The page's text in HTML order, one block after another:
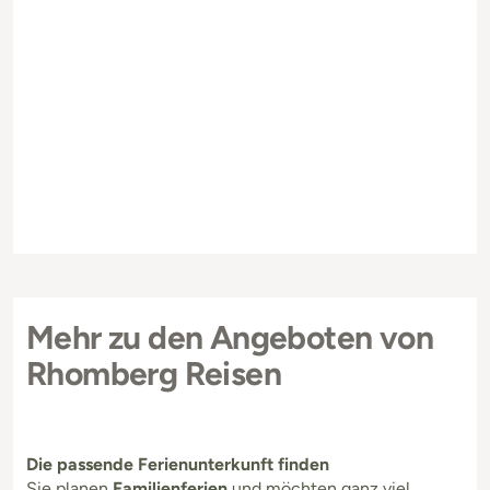
Mehr zu den Angeboten von
Rhomberg Reisen
Die passende Ferienunterkunft finden